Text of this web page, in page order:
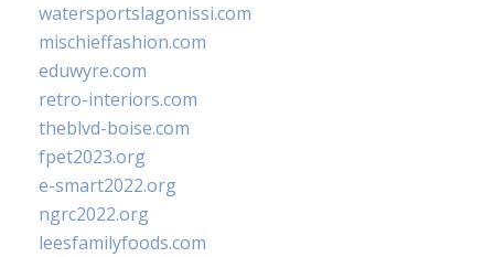
watersportslagonissi.com
mischieffashion.com
eduwyre.com
retro-interiors.com
theblvd-boise.com
fpet2023.org
e-smart2022.org
ngrc2022.org
leesfamilyfoods.com